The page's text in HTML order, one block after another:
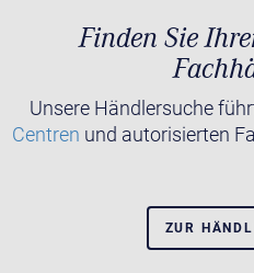
Finden Sie
Unsere Händlersuche
Centren und autorisierten
ZUR